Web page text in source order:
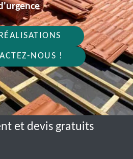
NOUS !
et devis gratuits